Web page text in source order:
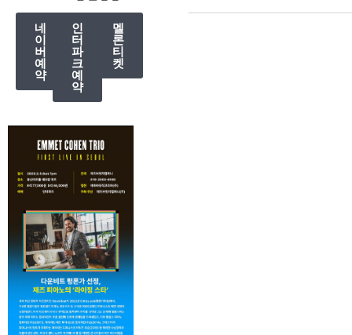
네
이
버
예
약
인
터
파
크
예
약
멜
론
티
켓